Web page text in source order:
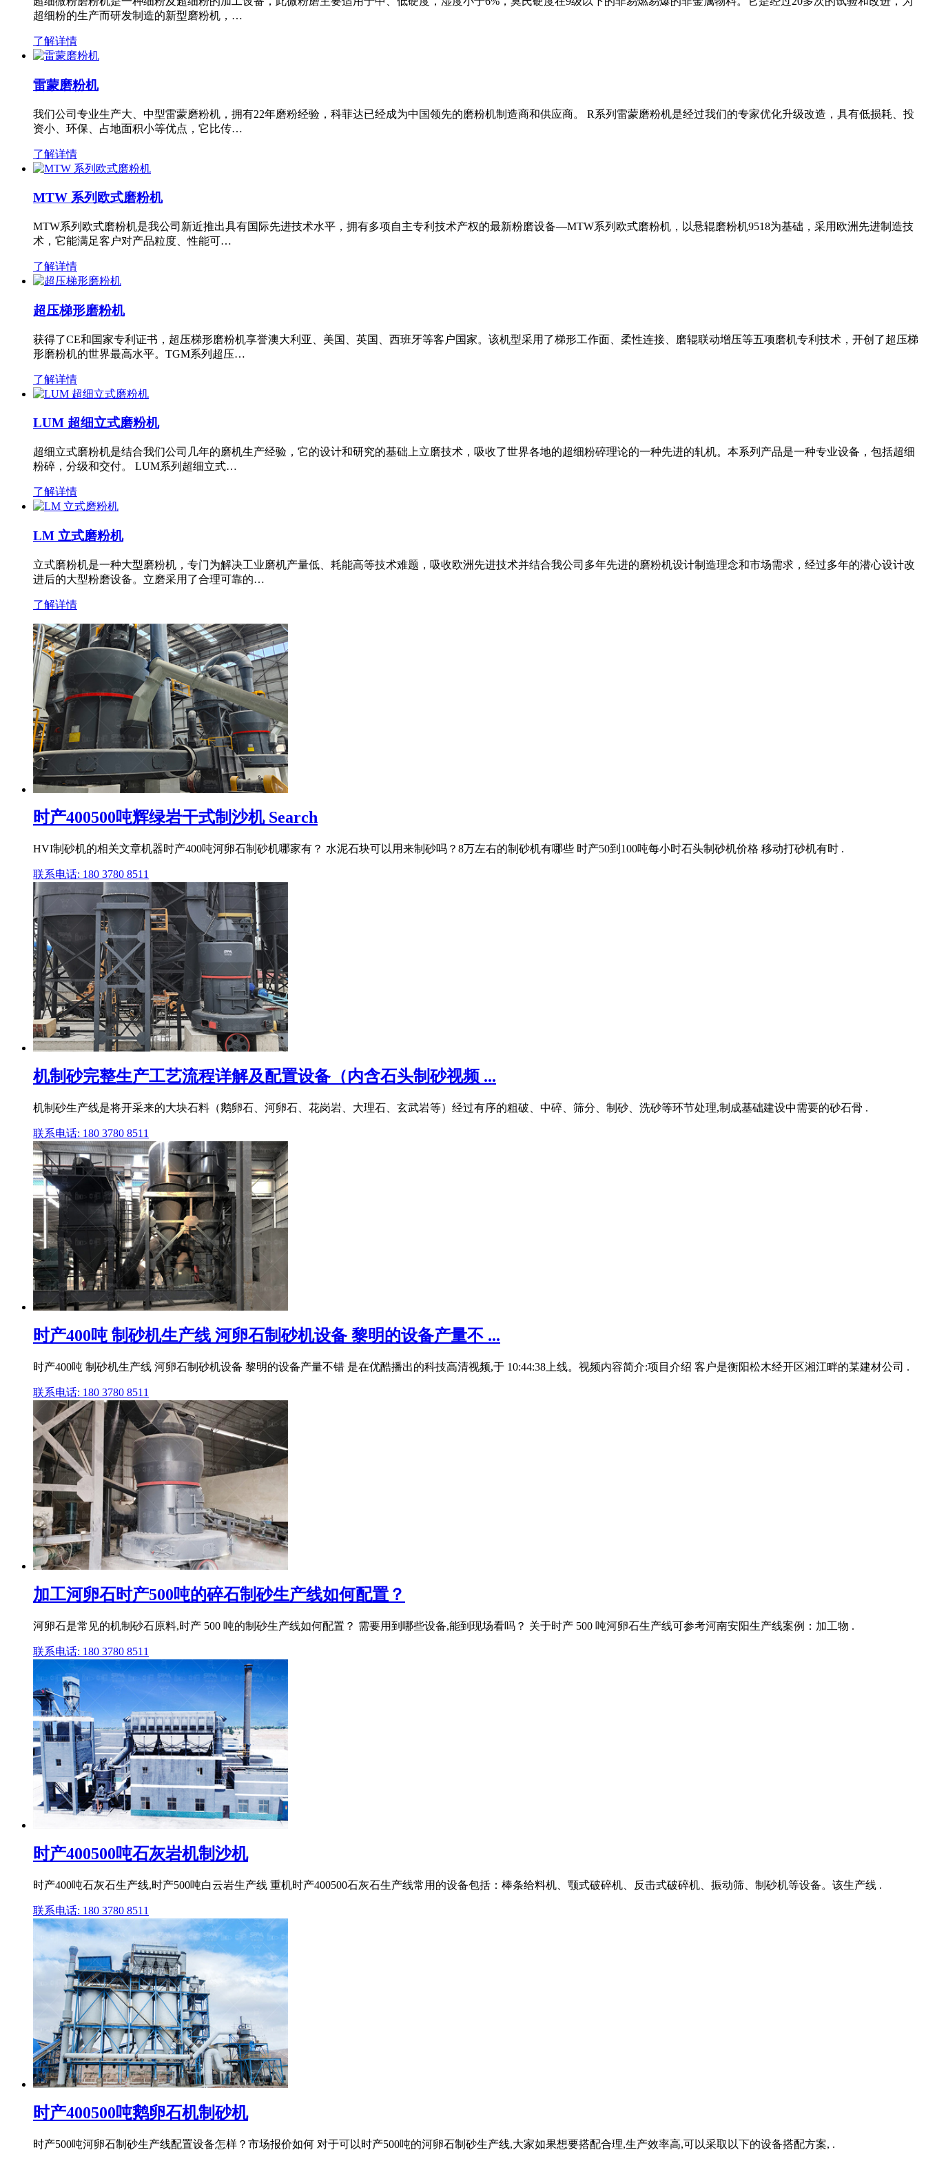
超细粉的生产而研发制造的新型磨粉机，…
了解详情
雷蒙磨粉机
我们公司专业生产大、中型雷蒙磨粉机，拥有22年磨粉经验，科菲达已经成为中国领先的磨粉机制造商和供应商。 R系列雷蒙磨粉机是经过我们的专家优化升级改造，具有低损耗、投
资小、环保、占地面积小等优点，它比传…
了解详情
MTW 系列欧式磨粉机
MTW系列欧式磨粉机是我公司新近推出具有国际先进技术水平，拥有多项自主专利技术产权的最新粉磨设备—MTW系列欧式磨粉机，以悬辊磨粉机9518为基础，采用欧洲先进制造技
术，它能满足客户对产品粒度、性能可…
了解详情
超压梯形磨粉机
获得了CE和国家专利证书，超压梯形磨粉机享誉澳大利亚、美国、英国、西班牙等客户国家。该机型采用了梯形工作面、柔性连接、磨辊联动增压等五项磨机专利技术，开创了超压梯
形磨粉机的世界最高水平。TGM系列超压…
了解详情
LUM 超细立式磨粉机
超细立式磨粉机是结合我们公司几年的磨机生产经验，它的设计和研究的基础上立磨技术，吸收了世界各地的超细粉碎理论的一种先进的轧机。本系列产品是一种专业设备，包括超细
粉碎，分级和交付。 LUM系列超细立式…
了解详情
LM 立式磨粉机
立式磨粉机是一种大型磨粉机，专门为解决工业磨机产量低、耗能高等技术难题，吸收欧洲先进技术并结合我公司多年先进的磨粉机设计制造理念和市场需求，经过多年的潜心设计改
进后的大型粉磨设备。立磨采用了合理可靠的…
了解详情
时产400500吨辉绿岩干式制沙机 Search
HVI制砂机的相关文章机器时产400吨河卵石制砂机哪家有？ 水泥石块可以用来制砂吗？8万左右的制砂机有哪些 时产50到100吨每小时石头制砂机价格 移动打砂机有时 .
联系电话: 180 3780 8511
机制砂完整生产工艺流程详解及配置设备（内含石头制砂视频 ...
机制砂生产线是将开采来的大块石料（鹅卵石、河卵石、花岗岩、大理石、玄武岩等）经过有序的粗破、中碎、筛分、制砂、洗砂等环节处理,制成基础建设中需要的砂石骨 .
联系电话: 180 3780 8511
时产400吨 制砂机生产线 河卵石制砂机设备 黎明的设备产量不 ...
时产400吨 制砂机生产线 河卵石制砂机设备 黎明的设备产量不错 是在优酷播出的科技高清视频,于 10:44:38上线。视频内容简介:项目介绍 客户是衡阳松木经开区湘江畔的某建材公司 .
联系电话: 180 3780 8511
加工河卵石时产500吨的碎石制砂生产线如何配置？
河卵石是常见的机制砂石原料,时产 500 吨的制砂生产线如何配置？ 需要用到哪些设备,能到现场看吗？ 关于时产 500 吨河卵石生产线可参考河南安阳生产线案例：加工物 .
联系电话: 180 3780 8511
时产400500吨石灰岩机制沙机
时产400吨石灰石生产线,时产500吨白云岩生产线 重机时产400500石灰石生产线常用的设备包括：棒条给料机、颚式破碎机、反击式破碎机、振动筛、制砂机等设备。该生产线 .
联系电话: 180 3780 8511
时产400500吨鹅卵石机制砂机
时产500吨河卵石制砂生产线配置设备怎样？市场报价如何 对于可以时产500吨的河卵石制砂生产线,大家如果想要搭配合理,生产效率高,可以采取以下的设备搭配方案, .